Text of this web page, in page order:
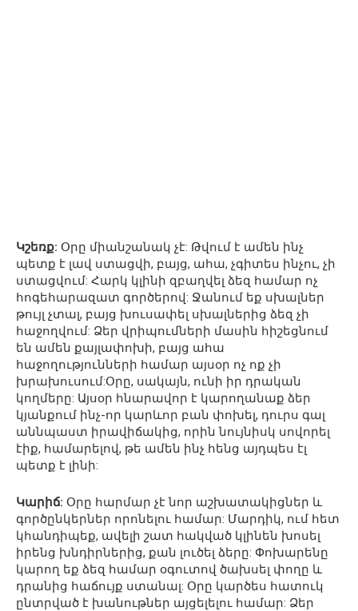
Կշեռք: Օրը միանշանակ չէ: Թվում է ամեն ինչ
պետք է լավ ստացվի, բայց, ահա, չգիտես ինչու, չի
ստացվում: Հարկ կլինի զբաղվել ձեզ համար ոչ
հոգեհարազատ գործերով: Ջանում եք սխալներ
թույլ չտալ, բայց խուսափել սխալներից ձեզ չի
հաջողվում: Ձեր վրիպումների մասին հիշեցնում
են ամեն քայլափոխի, բայց ահա
հաջողությունների համար այսօր ոչ ոք չի
խրախուսում:Օրը, սակայն, ունի իր դրական
կողմերը: Այսօր հնարավոր է կարողանաք ձեր
կյանքում ինչ-որ կարևոր բան փոխել, դուրս գալ
աննպաստ իրավիճակից, որին նույնիսկ սովորել
էիք, համարելով, թե ամեն ինչ հենց այդպես էլ
պետք է լինի:
Կարիճ: Օրը հարմար չէ նոր աշխատակիցներ և
գործընկերներ որոնելու համար: Մարդիկ, ում հետ
կհանդիպեք, ավելի շատ հակված կլինեն խոսել
իրենց խնդիրներից, քան լուծել ձերը: Փոխարենը
կարող եք ձեզ համար օգուտով ծախսել փողը և
դրանից հաճույք ստանալ: Օրը կարծես հատուկ
ընտրված է խանութներ այցելելու համար: Ձեր